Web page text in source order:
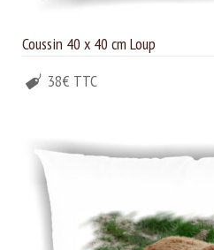
Coussin 40 x 40 cm Loup
38€ TTC